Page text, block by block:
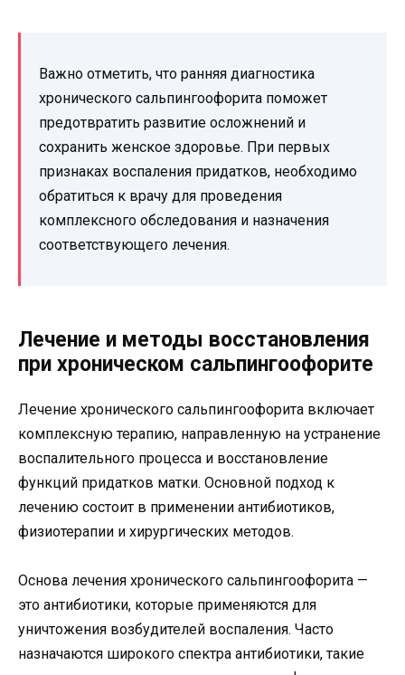
Важно отметить, что ранняя диагностика
хронического сальпингоофорита поможет
предотвратить развитие осложнений и
сохранить женское здоровье. При первых
признаках воспаления придатков, необходимо
обратиться к врачу для проведения
комплексного обследования и назначения
соответствующего лечения.
Лечение и методы восстановления
при хроническом сальпингоофорите
Лечение хронического сальпингоофорита включает
комплексную терапию, направленную на устранение
воспалительного процесса и восстановление
функций придатков матки. Основной подход к
лечению состоит в применении антибиотиков,
физиотерапии и хирургических методов.
Основа лечения хронического сальпингоофорита —
это антибиотики, которые применяются для
уничтожения возбудителей воспаления. Часто
назначаются широкого спектра антибиотики, такие